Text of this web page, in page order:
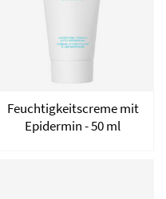
Feuchtigkeitscreme mit
Epidermin - 50 ml